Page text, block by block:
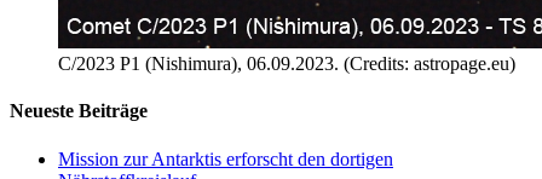
C/2023 P1 (Nishimura), 06.09.2023. (Credits: astropage.eu)
Neueste Beiträge
Mission zur Antarktis erforscht den dortigen